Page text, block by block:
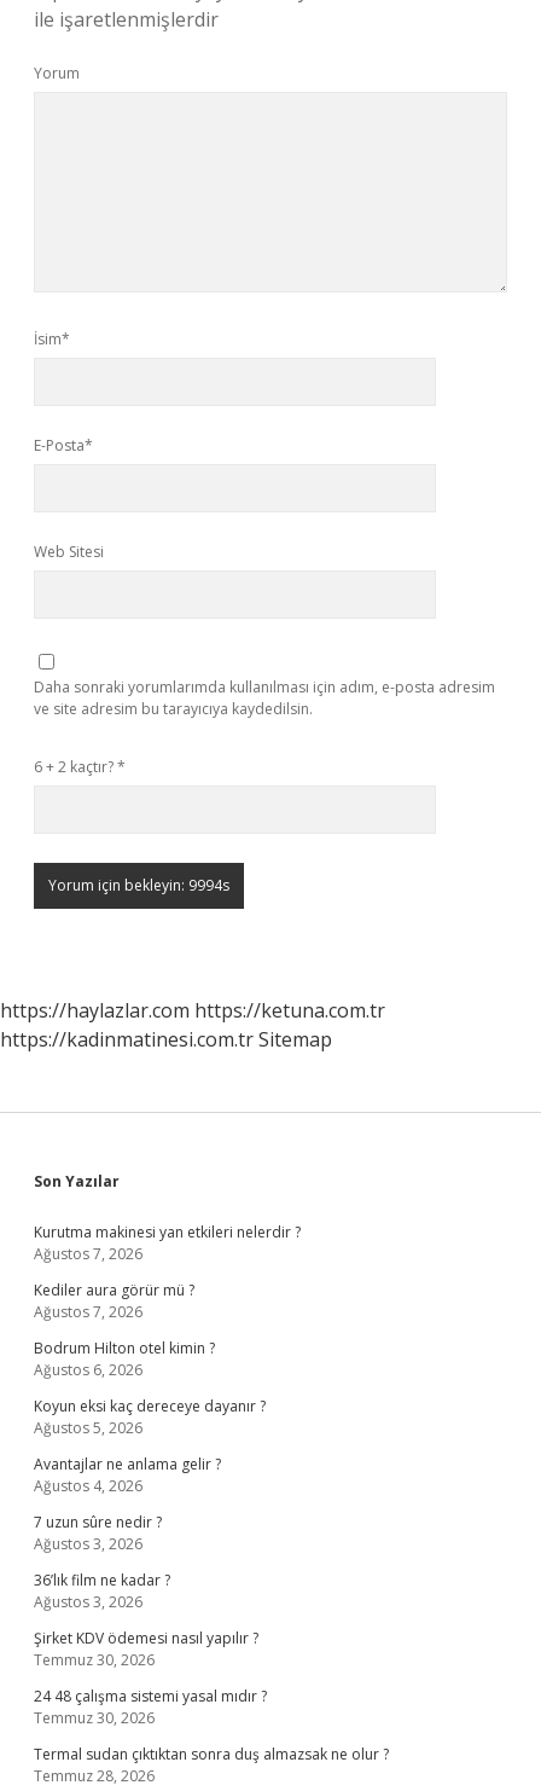
ile işaretlenmişlerdir
Yorum
İsim*
E-Posta*
Web Sitesi
Daha sonraki yorumlarımda kullanılması için adım, e-posta adresim
ve site adresim bu tarayıcıya kaydedilsin.
6 + 2 kaçtır?*
https://haylazlar.com https://ketuna.com.tr
https://kadinmatinesi.com.trSitemap
Sidebar
Son Yazılar
Kurutma makinesi yan etkileri nelerdir ?
Ağustos 7, 2026
Kediler aura görür mü ?
Ağustos 7, 2026
Bodrum Hilton otel kimin ?
Ağustos 6, 2026
Koyun eksi kaç dereceye dayanır ?
Ağustos 5, 2026
Avantajlar ne anlama gelir ?
Ağustos 4, 2026
7 uzun sûre nedir ?
Ağustos 3, 2026
36’lık film ne kadar ?
Ağustos 3, 2026
Şirket KDV ödemesi nasıl yapılır ?
Temmuz 30, 2026
24 48 çalışma sistemi yasal mıdır ?
Temmuz 30, 2026
Termal sudan çıktıktan sonra duş almazsak ne olur ?
Temmuz 28, 2026